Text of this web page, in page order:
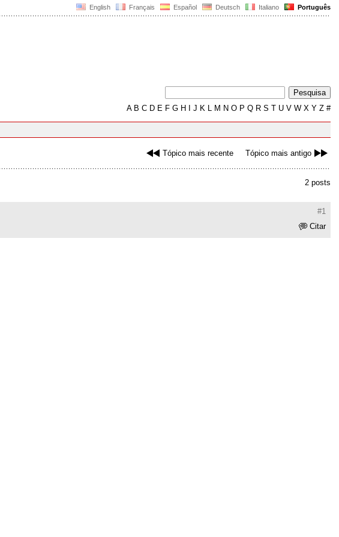
English Français Español Deutsch Italiano Português
AB C D E F G H J K L M N O P Q R S T U V W X Y Z #
Tópico mais recente Tópico mais antigo
2 posts
#1
Citar